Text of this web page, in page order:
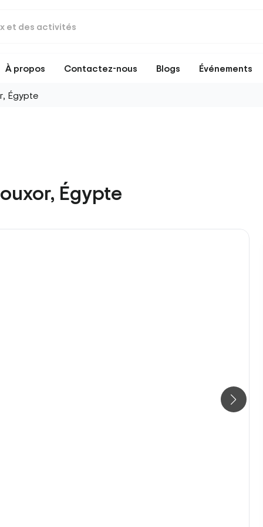
À propos Contactez-nous Blogs Événements
Égypte
Égypte